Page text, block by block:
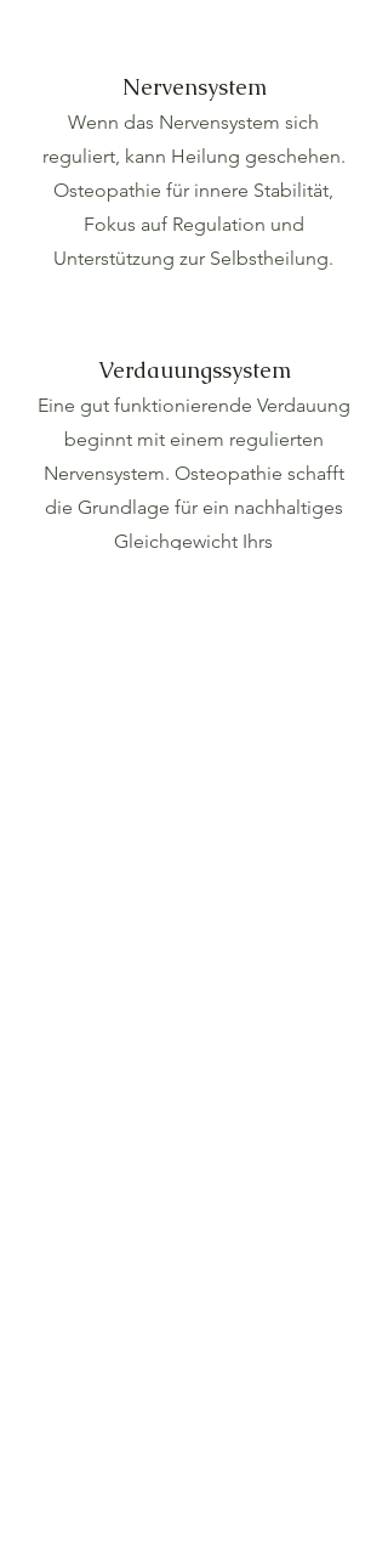
Nervensystem
Wenn das Nervensystem sich
reguliert, kann Heilung geschehen.
Osteopathie für innere Stabilität,
Fokus auf Regulation und
Unterstützung zur Selbstheilung.
Verdauungssystem
Eine gut funktionierende Verdauung
beginnt mit einem regulierten
Nervensystem. Osteopathie schafft
die Grundlage für ein nachhaltiges
Gleichgewicht Ihrs